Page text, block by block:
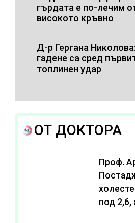
гърдата е по-лечим
високото кръвно
Д-р Гергана
гадене са сред
топлинен удар
ОТ ДОКТОРА
Проф.
под 2,6,
се